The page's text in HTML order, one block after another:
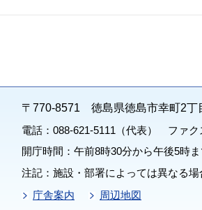
〒770-8571 徳島県徳島市幸町2丁
電話：088-621-5111（代表） ファク
開庁時間：午前8時30分から午後5時
注記：施設・部署によっては異なる
庁舎案内
周辺地図